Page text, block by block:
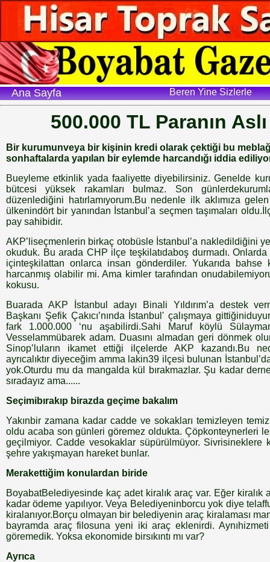
Beren Yine Sizlerle
Ana Sayfa
500.000 TL Paranın
Bir kurumunveya bir kişinin kredi olarak çektiği bu
sonhaftalarda yapılan bir eylemde harcandığı iddia
Bueyleme etkinlik yada faaliyette diyebilirsiniz. Genelde
bütcesi yüksek rakamları bulmaz. Son
düzenlediğini hatırlamıyorum.Bu nedenle ilk aklımıza
ülkenindört bir yanından İstanbul’a seçmen taşımaları
pay sahibidir.
AKP’liseçmenlerin birkaç otobüsle İstanbul’a nakledildiğini
okuduk. Bu arada CHP ilçe teşkilatıdaboş durmadı. Onlarda
içinteşkilattan onlarca insan gönderdiler. Yukarıda
harcanmış olabilir mi. Ama kimler tarafından
kokusu.
Buarada AKP İstanbul adayı Binali Yıldırım’a destek
Başkanı Şefik Çakıcı’nında İstanbul' çalışmaya
fark 1.000.000 ‘nu aşabilirdi.Sahi Maruf köylü
Vesselammübarek adam. Duasını almadan geri dönmek
Sinop’luların ikamet ettiği ilçelerde AKP kazandı.Bu
ayrıcalıktır diyeceğim amma lakin39 ilçesi bulunan
yok.Oturdu mu da mangalda kül bırakmazlar. Şu kadar
sıradayız ama......
Seçimibırakıp birazda geçime bakalım
Yakınbir zamana kadar cadde ve sokakları temizleyen
oldu acaba son günleri göremez oldukta. Çöpkonteynerleri
geçilmiyor. Cadde vesokaklar süpürülmüyor. Sivrisineklere
şehre yakışmayan hareket bunlar.
Merakettiğim konulardan biride
BoyabatBelediyesinde kaç adet kiralık araç var. Eğer kiralık
kadar ödeme yapılıyor. Veya Belediyeninborcu yok diye
kiralanıyor.Borçu olmayan bir belediyenin araç kiralaması
bayramda araç filosuna yeni iki araç eklenirdi.
göremedik. Yoksa ekonomide birsıkıntı mı var?
Ayrıca